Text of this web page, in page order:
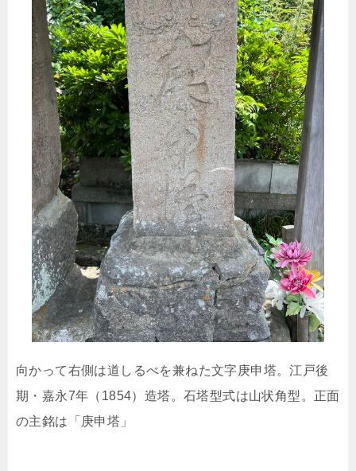
向かって右側は道しるべを兼ねた文字庚申塔。江戸後
期・嘉永7年（1854）造塔。石塔型式は山状角型。正面
の主銘は「庚申塔」